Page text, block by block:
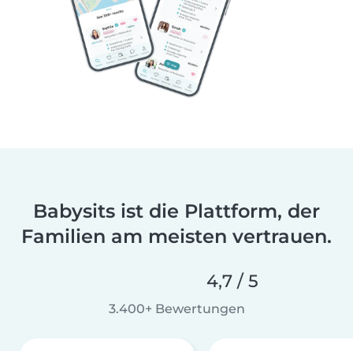
Babysits ist die Plattform, der
Familien am meisten vertrauen.
4,7 / 5
3.400+ Bewertungen